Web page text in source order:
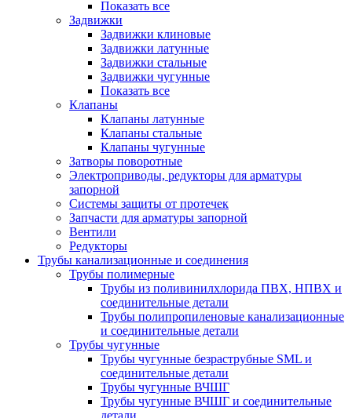
Показать все
Задвижки
Задвижки клиновые
Задвижки латунные
Задвижки стальные
Задвижки чугунные
Показать все
Клапаны
Клапаны латунные
Клапаны стальные
Клапаны чугунные
Затворы поворотные
Электроприводы, редукторы для арматуры
запорной
Системы защиты от протечек
Запчасти для арматуры запорной
Вентили
Редукторы
Трубы канализационные и соединения
Трубы полимерные
Трубы из поливинилхлорида ПВХ, НПВХ и
соединительные детали
Трубы полипропиленовые канализационные
и соединительные детали
Трубы чугунные
Трубы чугунные безраструбные SML и
соединительные детали
Трубы чугунные ВЧШГ
Трубы чугунные ВЧШГ и соединительные
детали